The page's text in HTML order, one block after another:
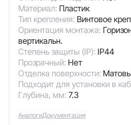
Материал: Пластик
Тип крепления: Винтовое
Ориентация монтажа:
вертикальн.
Степень защиты (IP): IP44
Прозрачный: Нет
Отделка поверхности:
Подходит для установки в
Глубина, мм: 7.3
АналогиДокументация